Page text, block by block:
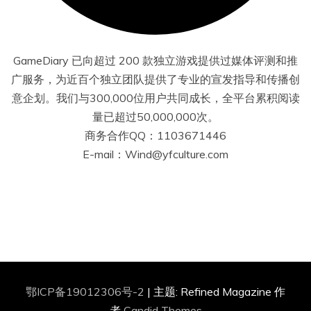
GameDiary 已向超过 200 款独立游戏提供过媒体评测和推
广服务，为近百个独立团队提供了专业的宣发指导和传播创
意企划。我们与300,000位用户共同成长，全平台累积阅读
量已超过50,000,000次。
商务合作QQ：1103671446
E-mail：Wind@yfculture.com
鄂ICP备19012306号-2 | 主题: Refined Magazine 作